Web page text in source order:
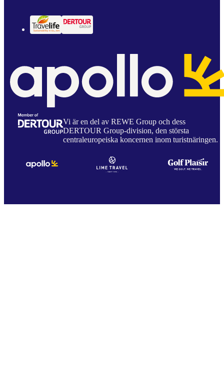
Vi är en del av REWE Group och dess
DERTOUR Group-division, den största
centraleuropeiska koncernen inom turistnäringen.